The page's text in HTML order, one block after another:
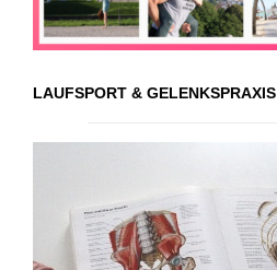
LAUFSPORT & GELENKSPRAXIS